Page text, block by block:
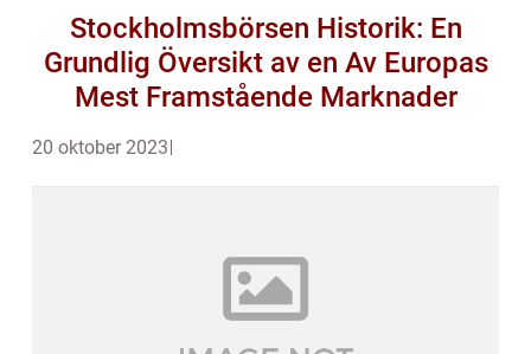
Stockholmsbörsen Historik: En
Grundlig Översikt av en Av Europas
Mest Framstående Marknader
20 oktober 2023